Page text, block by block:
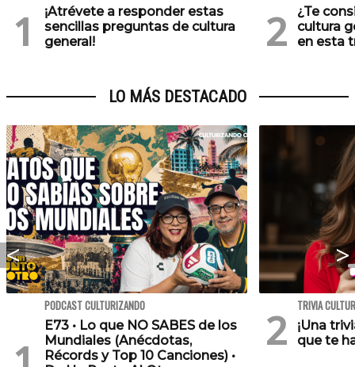
¡Atrévete a responder estas
sencillas preguntas de cultura
general!
¿Te
cultura
en esta
LO MÁS DESTACADO
PODCAST CULTURIZANDO
E73 • Lo que NO SABES de los
Mundiales (Anécdotas,
Récords y Top 10 Canciones) •
TRIVIA
¡Una
que te